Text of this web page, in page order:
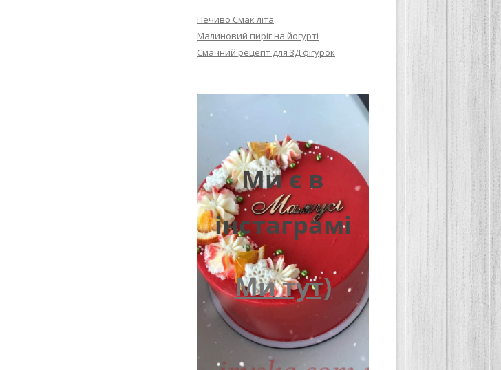
Печиво Смак літа
Малиновий пиріг на йогурті
Смачний рецепт для 3Д фігурок
Ми є в
інстаграмі
Ми тут)